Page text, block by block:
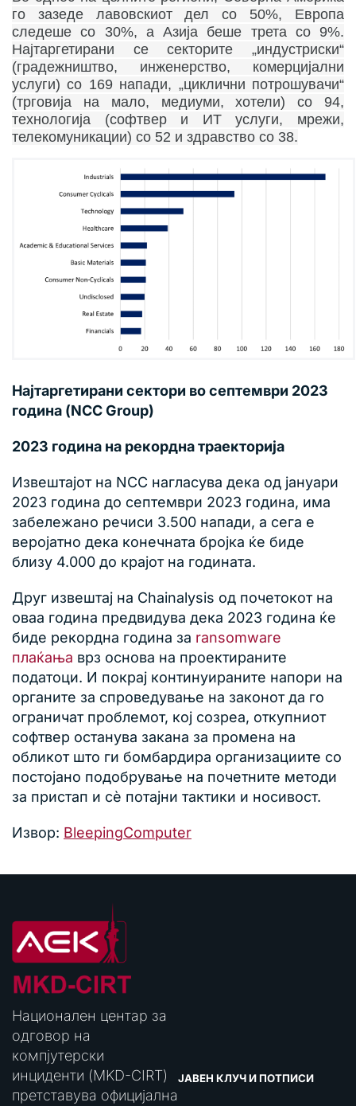
го зазеде лавовскиот дел со 50%, Европа
следеше со 30%, а Азија беше трета со 9%.
Најтаргетирани се секторите „индустриски“
(градежништво, инженерство, комерцијални
услуги) со 169 напади, „циклични потрошувачи“
(трговија на мало, медиуми, хотели) со 94,
технологија (софтвер и ИТ услуги, мрежи,
телекомуникации) со 52 и здравство со 38.
Најтаргетирани сектори во септември 2023
година (NCC Group)
2023 година на рекордна траекторија
Извештајот на NCC нагласува дека од јануари
2023 година до септември 2023 година, има
забележано речиси 3.500 напади, а сега е
веројатно дека конечната бројка ќе биде
близу 4.000 до крајот на годината.
Друг извештај на Chainalysis од почетокот на
оваа година предвидува дека 2023 година ќе
биде рекордна година за ransomware
плаќања врз основа на проектираните
податоци. И покрај континуираните напори на
органите за спроведување на законот да го
ограничат проблемот, кој созреа, откупниот
софтвер останува закана за промена на
обликот што ги бомбардира организациите со
постојано подобрување на почетните методи
за пристап и сè потајни тактики и носивост.
Извор: BleepingComputer
Национален центар за
одговор на
компјутерски
инциденти (MKD-CIRT)
претставува официјална
ЈАВЕН КЛУЧ И ПОТПИСИ